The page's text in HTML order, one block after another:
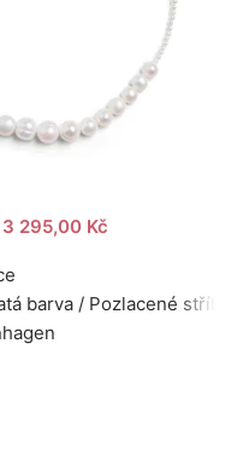
3 295,00 Kč
barva / Pozlacené